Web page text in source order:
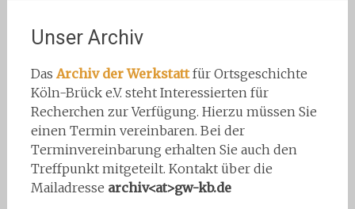
Unser Archiv
Das Archiv der Werkstattfür Ortsgeschichte
Köln-Brück e.V. steht Interessierten für
Recherchen zur Verfügung. Hierzu müssen Sie
einen Termin vereinbaren. Bei der
Terminvereinbarung erhalten Sie auch den
Treffpunkt mitgeteilt. Kontakt über die
Mailadresse archiv<at>gw-kb.de